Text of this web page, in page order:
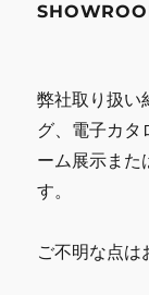
弊社取り扱い
グ、電子カタ
ーム展示また
す。
ご不明な点は